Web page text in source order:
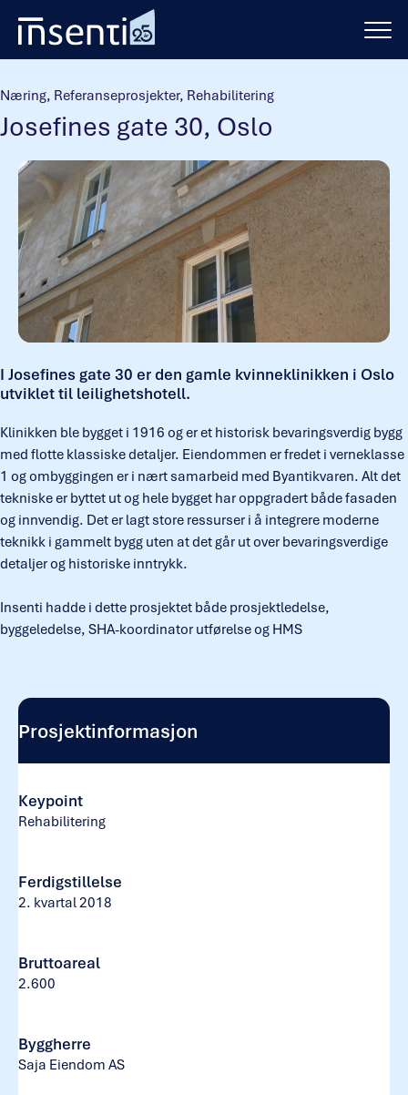
Næring, Referanseprosjekter, Rehabilitering
Josefines gate 30, Oslo
I Josefines gate 30 er den gamle kvinneklinikken i Oslo
utviklet til leilighetshotell.
Klinikken ble bygget i 1916 og er et historisk bevaringsverdig bygg
med flotte klassiske detaljer. Eiendommen er fredet i verneklasse
1 og ombyggingen er i nært samarbeid med Byantikvaren. Alt det
tekniske er byttet ut og hele bygget har oppgradert både fasaden
og innvendig. Det er lagt store ressurser i å integrere moderne
teknikk i gammelt bygg uten at det går ut over bevaringsverdige
detaljer og historiske inntrykk.
Insenti hadde i dette prosjektet både prosjektledelse,
byggeledelse, SHA-koordinator utførelse og HMS
Prosjektinformasjon
Keypoint
Rehabilitering
Ferdigstillelse
2. kvartal 2018
Bruttoareal
2.600
Byggherre
Saja Eiendom AS